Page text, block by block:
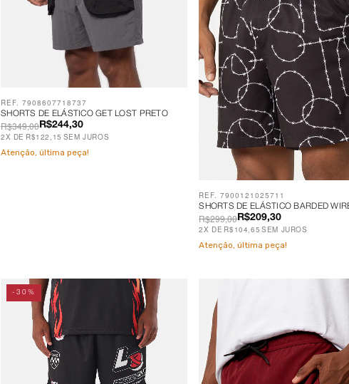
SHORTS DE ELÁSTICO GET LOST PRETO
R$244,30
R$349,00
2X DE R$122,15 SEM JUROS
REF. 7908607718737
Atenção, última peça!
SHORTS DE ELÁSTICO BARDED
R$209,30
R$299,00
2X DE R$104,65 SEM JUROS
REF. 7900121025711
Atenção, última peça!
-30%